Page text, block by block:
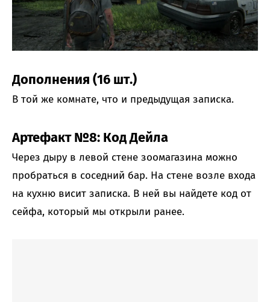
Дополнения (16 шт.)
В той же комнате, что и предыдущая записка.
Артефакт №8: Код Дейла
Через дыру в левой стене зоомагазина можно
пробраться в соседний бар. На стене возле входа
на кухню висит записка. В ней вы найдете код от
сейфа, который мы открыли ранее.